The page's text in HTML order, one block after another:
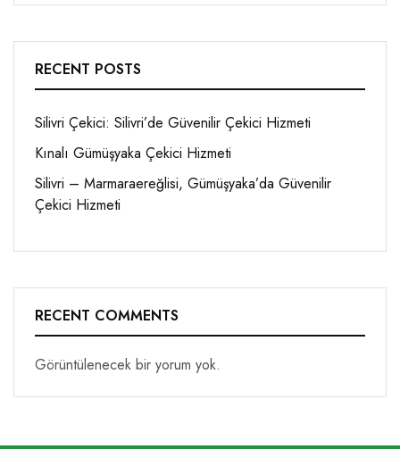
RECENT POSTS
Silivri Çekici: Silivri’de Güvenilir Çekici Hizmeti
Kınalı Gümüşyaka Çekici Hizmeti
Silivri – Marmaraereğlisi, Gümüşyaka’da Güvenilir
Çekici Hizmeti
RECENT COMMENTS
Görüntülenecek bir yorum yok.